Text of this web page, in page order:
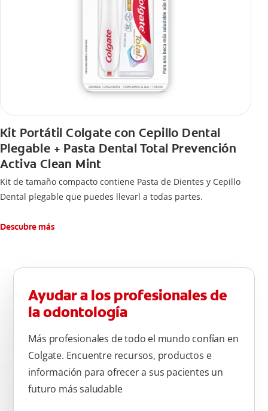
Kit Portátil Colgate con Cepillo Dental
Plegable + Pasta Dental Total Prevención
Activa Clean Mint
Kit de tamaño compacto contiene Pasta de Dientes y Cepillo
Dental plegable que puedes llevarl a todas partes.
Descubre más
Ayudar a los profesionales de
la odontología
Más profesionales de todo el mundo confían en
Colgate. Encuentre recursos, productos e
información para ofrecer a sus pacientes un
futuro más saludable